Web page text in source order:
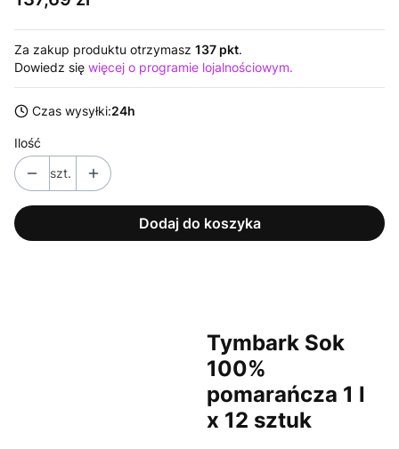
Za zakup produktu otrzymasz 137 pkt.
Dowiedz się więcej o programie lojalnościowym.
Czas wysyłki:24h
Ilość
szt.
Dodaj do koszyka
Tymbark Sok
100%
pomarańcza 1 l
x 12 sztuk